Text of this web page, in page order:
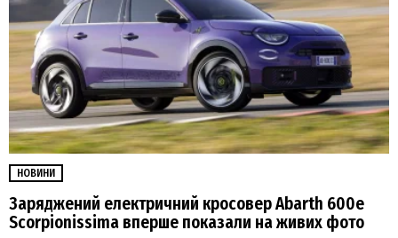
НОВИНИ
Заряджений електричний кросовер Abarth 600e
Scorpionissima вперше показали на живих фото